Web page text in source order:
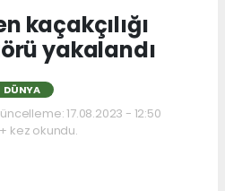
kaçakçılığı
yakalandı
DÜNYA
17.08.2023 - 12:50
kez okundu.